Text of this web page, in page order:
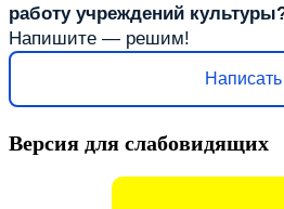
работу учреждений
Напишите — решим!
Написать
Версия для слабовидящих